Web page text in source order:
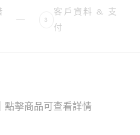
3
客戶資料 & 支
付
點擊商品可查看詳情